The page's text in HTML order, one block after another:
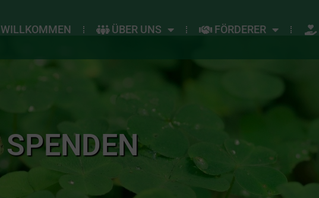
WILLKOMMEN ÜBER UNS FÖRDERER
SPENDEN